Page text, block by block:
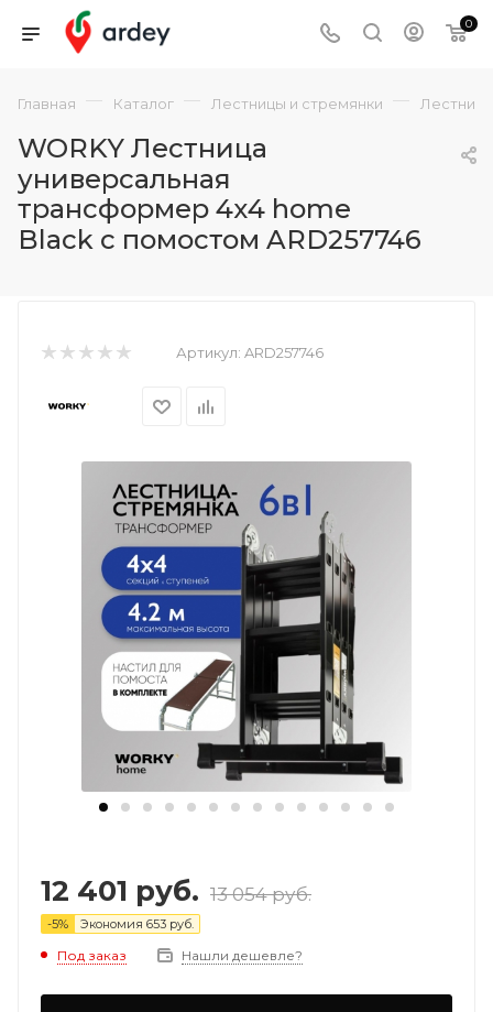
0
Главная — Каталог — Лестницы и стремянки —
WORKY Лестница
универсальная
трансформер 4х4 home
Black с помостом ARD257746
Артикул: ARD257746
12 401 руб. 13 054руб.
-5% Экономия 653 руб.
Под заказ Нашли дешевле?